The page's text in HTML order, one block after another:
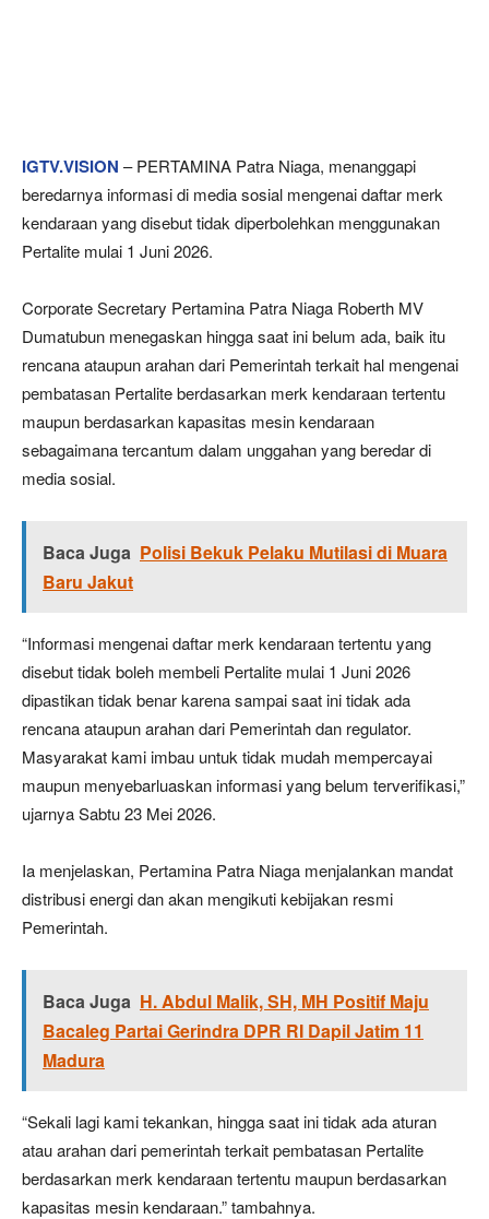
IGTV.VISION – PERTAMINA Patra Niaga, menanggapi
beredarnya informasi di media sosial mengenai daftar merk
kendaraan yang disebut tidak diperbolehkan menggunakan
Pertalite mulai 1 Juni 2026.
Corporate Secretary Pertamina Patra Niaga Roberth MV
Dumatubun menegaskan hingga saat ini belum ada, baik itu
rencana ataupun arahan dari Pemerintah terkait hal mengenai
pembatasan Pertalite berdasarkan merk kendaraan tertentu
maupun berdasarkan kapasitas mesin kendaraan
sebagaimana tercantum dalam unggahan yang beredar di
media sosial.
Baca Juga Polisi Bekuk Pelaku Mutilasi di Muara
Baru Jakut
“Informasi mengenai daftar merk kendaraan tertentu yang
disebut tidak boleh membeli Pertalite mulai 1 Juni 2026
dipastikan tidak benar karena sampai saat ini tidak ada
rencana ataupun arahan dari Pemerintah dan regulator.
Masyarakat kami imbau untuk tidak mudah mempercayai
maupun menyebarluaskan informasi yang belum terverifikasi,”
ujarnya Sabtu 23 Mei 2026.
Ia menjelaskan, Pertamina Patra Niaga menjalankan mandat
distribusi energi dan akan mengikuti kebijakan resmi
Pemerintah.
Baca Juga H. Abdul Malik, SH, MH Positif Maju
Bacaleg Partai Gerindra DPR RI Dapil Jatim 11
Madura
“Sekali lagi kami tekankan, hingga saat ini tidak ada aturan
atau arahan dari pemerintah terkait pembatasan Pertalite
berdasarkan merk kendaraan tertentu maupun berdasarkan
kapasitas mesin kendaraan.” tambahnya.